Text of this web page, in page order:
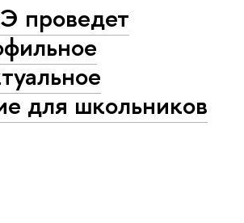
для школьников